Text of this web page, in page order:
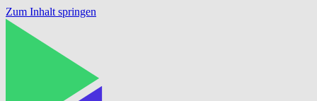
Zum Inhalt springen